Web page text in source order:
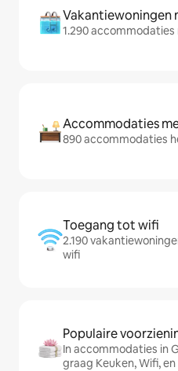
Vakantiewoningen
1.290
Accommodaties
890 accommodaties
Toegang tot wifi
2.190
wifi
Populaire
In accommodaties in
graag Keuken, Wifi,